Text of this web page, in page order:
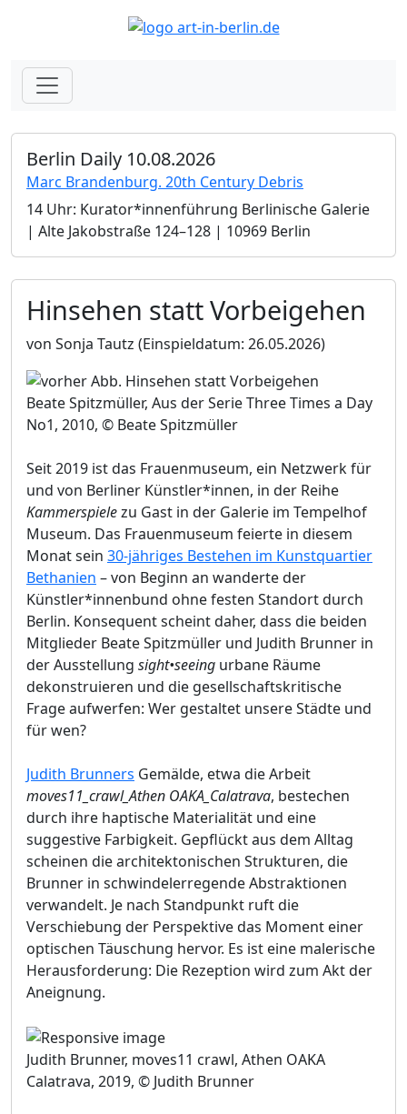
Berlin Daily 10.08.2026
Marc Brandenburg. 20th Century Debris
14 Uhr: Kurator*innenführung Berlinische Galerie
| Alte Jakobstraße 124–128 | 10969 Berlin
Hinsehen statt Vorbeigehen
von Sonja Tautz (Einspieldatum: 26.05.2026)
Beate Spitzmüller, Aus der Serie Three Times a Day
No1, 2010, © Beate Spitzmüller
Seit 2019 ist das Frauenmuseum, ein Netzwerk für
und von Berliner Künstler*innen, in der Reihe
Kammerspielezu Gast in der Galerie im Tempelhof
Museum. Das Frauenmuseum feierte in diesem
Monat sein 30-jähriges Bestehen im Kunstquartier
Bethanien – von Beginn an wanderte der
Künstler*innenbund ohne festen Standort durch
Berlin. Konsequent scheint daher, dass die beiden
Mitglieder Beate Spitzmüller und Judith Brunner in
der Ausstellung sight•seeing urbane Räume
dekonstruieren und die gesellschaftskritische
Frage aufwerfen: Wer gestaltet unsere Städte und
für wen?
Judith Brunners Gemälde, etwa die Arbeit
moves11_crawl_Athen OAKA_Calatrava, bestechen
durch ihre haptische Materialität und eine
suggestive Farbigkeit. Gepflückt aus dem Alltag
scheinen die architektonischen Strukturen, die
Brunner in schwindelerregende Abstraktionen
verwandelt. Je nach Standpunkt ruft die
Verschiebung der Perspektive das Moment einer
optischen Täuschung hervor. Es ist eine malerische
Herausforderung: Die Rezeption wird zum Akt der
Aneignung.
Judith Brunner, moves11 crawl, Athen OAKA
Calatrava, 2019, © Judith Brunner